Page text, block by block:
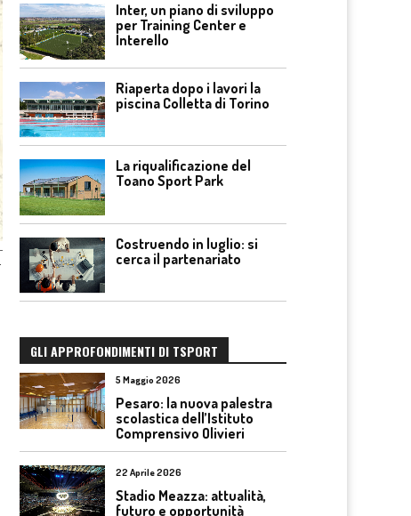
Inter, un piano di sviluppo
per Training Center e
Interello
Riaperta dopo i lavori la
piscina Colletta di Torino
La riqualificazione del
Toano Sport Park
Costruendo in luglio: si
cerca il partenariato
GLI APPROFONDIMENTI DI TSPORT
5 Maggio 2026
Pesaro: la nuova palestra
scolastica dell’Istituto
Comprensivo Olivieri
22 Aprile 2026
Stadio Meazza: attualità,
futuro e opportunità